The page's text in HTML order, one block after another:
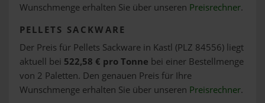
Wunschmenge erhalten Sie über unseren Preisrechner.
PELLETS SACKWARE
Der Preis für Pellets Sackware in Kastl (PLZ 84556) liegt
aktuell bei 522,58 € pro Tonne bei einer Bestellmenge
von 2 Paletten. Den genauen Preis für Ihre
Wunschmenge erhalten Sie über unseren Preisrechner.